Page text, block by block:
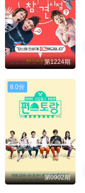
第1224期
8.0分
第0902期